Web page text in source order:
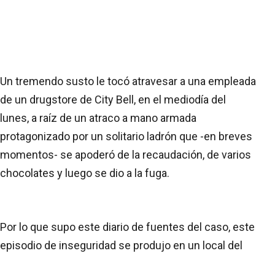
Un tremendo susto le tocó atravesar a una empleada
de un drugstore de City Bell, en el mediodía del
lunes, a raíz de un atraco a mano armada
protagonizado por un solitario ladrón que -en breves
momentos- se apoderó de la recaudación, de varios
chocolates y luego se dio a la fuga.
Por lo que supo este diario de fuentes del caso, este
episodio de inseguridad se produjo en un local del